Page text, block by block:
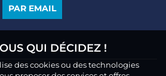
PAR EMAIL
QUI DÉCIDEZ !
des cookies ou des technologies